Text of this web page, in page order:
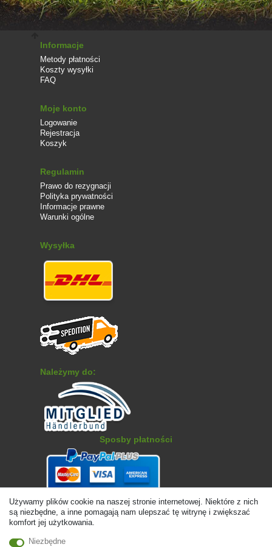
Informacje
Metody płatności
Koszty wysyłki
FAQ
Moje konto
Logowanie
Rejestracja
Koszyk
Regulamin
Prawo do rezygnacji
Polityka prywatności
Informacje prawne
Warunki ogólne
Wysyłka
Należymy do:
Sposby płatności
Używamy plików cookie na naszej stronie internetowej. Niektóre z nich
są niezbędne, a inne pomagają nam ulepszać tę witrynę i zwiększać
komfort jej użytkowania.
Niezbędne